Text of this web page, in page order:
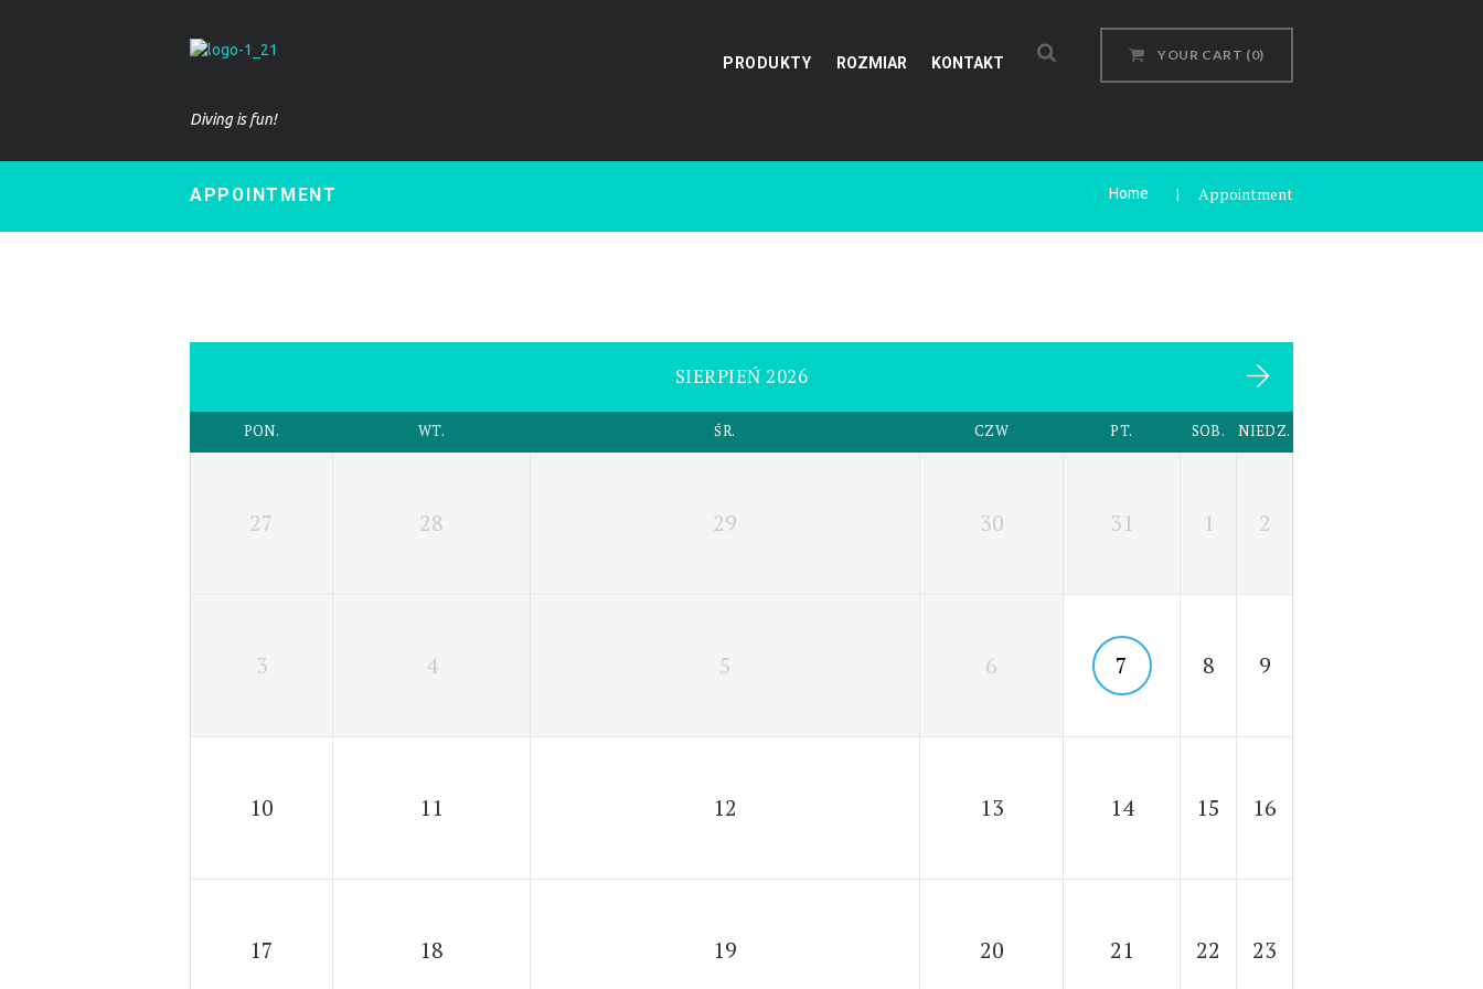
Diving is fun!
PRODUKTY ROZMIAR KONTAKT YOUR CART (0)
APPOINTMENT Home Appointment
SIERPIEŃ 2026
PON. WT. ŚR. CZW PT. SOB. NIEDZ.
27 28 29 30 31 1 2
3 4 5 6 7 8 9
10 11 12 13 14 15 16
17 18 19 20 21 22 23